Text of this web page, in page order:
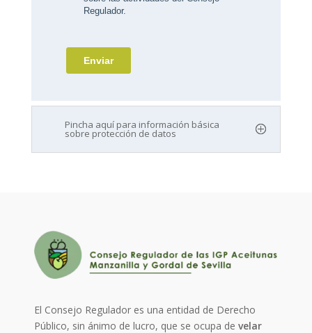
Pincha aquí para información básica
sobre protección de datos
El Consejo Regulador es una entidad de Derecho
Público, sin ánimo de lucro, que se ocupa develar